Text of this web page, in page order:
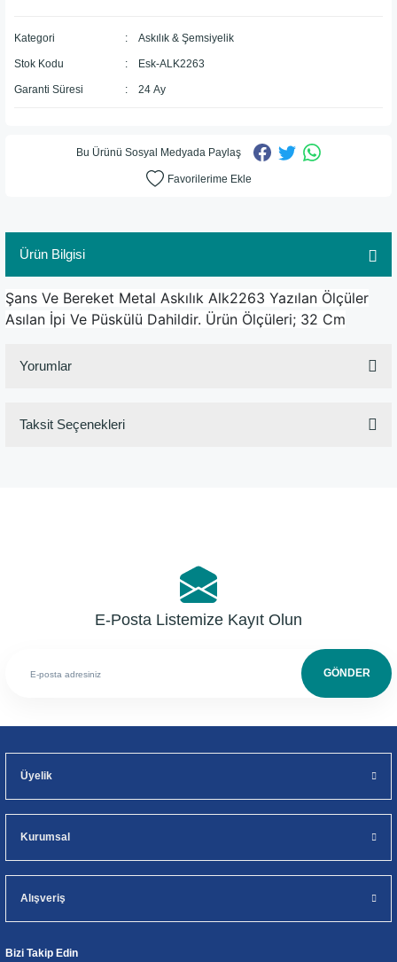
Kategori Askılık & Şemsiyelik
Stok Kodu Esk-ALK2263
Garanti Süresi 24 Ay
Bu Ürünü Sosyal Medyada Paylaş
Ürün Bilgisi
Şans Ve Bereket Metal Askılık Alk2263 Yazılan Ölçüler
Asılan İpi Ve Püskülü Dahildir. Ürün Ölçüleri; 32 Cm
Yorumlar
Taksit Seçenekleri
E-Posta Listemize Kayıt Olun
GÖNDER
Üyelik
Kurumsal
Alışveriş
Bizi Takip Edin